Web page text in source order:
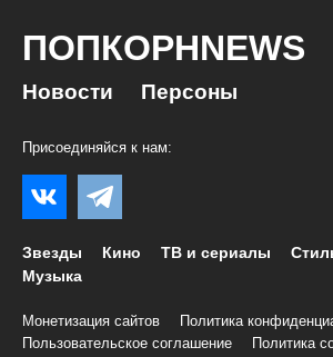
ПОПКОРНNEWS
Новости Персоны
Присоединяйся к нам:
Звезды Кино ТВ и сериалы
Музыка
Монетизация сайтов
Политика
Пользовательское соглашение
Политика